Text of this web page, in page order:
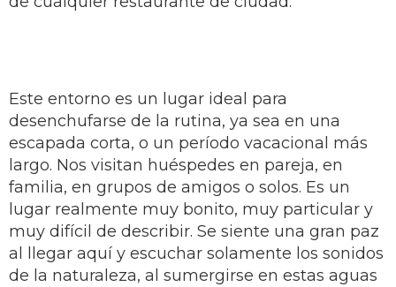
Este entorno es un lugar ideal para
desenchufarse de la rutina, ya sea en una
escapada corta, o un período vacacional más
largo. Nos visitan huéspedes en pareja, en
familia, en grupos de amigos o solos. Es un
lugar realmente muy bonito, muy particular y
muy difícil de describir. Se siente una gran paz
al llegar aquí y escuchar solamente los sonidos
de la naturaleza, al sumergirse en estas aguas